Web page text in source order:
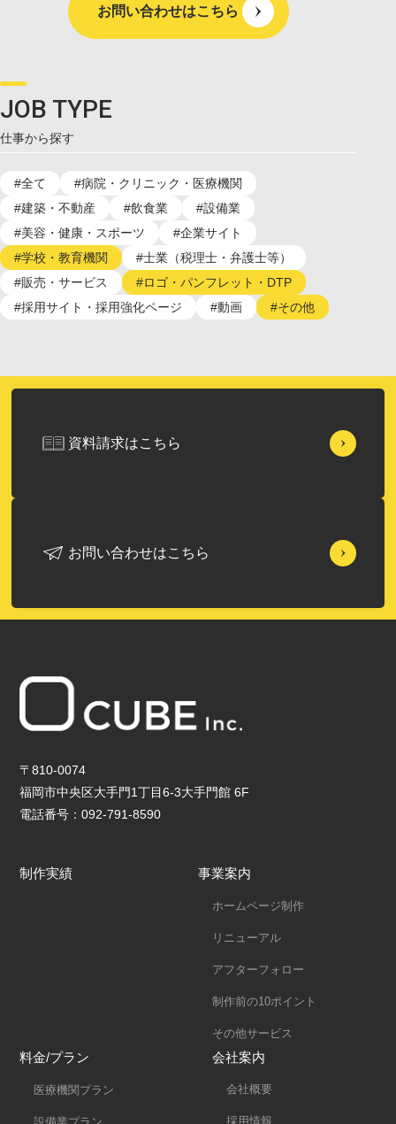
JOB TYPE
仕事から探す
#全て
#病院・クリニック・医療機関
#建築・不動産
#飲食業
#設備業
#美容・健康・スポーツ
#企業サイト
#学校・教育機関
#士業（税理士・弁護士等）
#販売・サービス
#ロゴ・パンフレット・DTP
#採用サイト・採用強化ページ
#動画 #その他
お問い合わせはこちら
資料請求はこちら
お問い合わせはこちら
〒810-0074
福岡市中央区大手門1丁目6-3大手門館 6F
電話番号：092-791-8590
制作実績 事業案内
ホームページ制作
リニューアル
アフターフォロー
制作前の10ポイント
その他サービス
料金/プラン
医療機関プラン
会社案内
会社概要
採用情報